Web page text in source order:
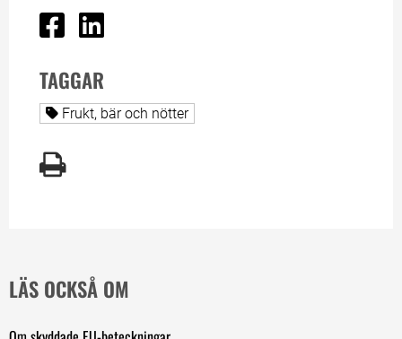
Dela på Facebook
TAGGAR
Alla sidor taggade med
Frukt, bär och nötter
LÄS OCKSÅ OM